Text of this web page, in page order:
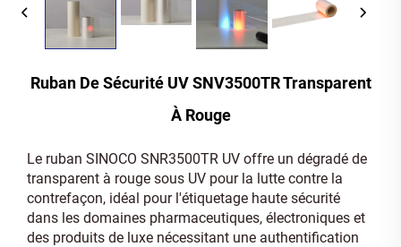
Ruban De Sécurité UV SNV3500TR Transparent
À Rouge
Le ruban SINOCO SNR3500TR UV offre un dégradé de
transparent à rouge sous UV pour la lutte contre la
contrefaçon, idéal pour l'étiquetage haute sécurité
dans les domaines pharmaceutiques, électroniques et
des produits de luxe nécessitant une authentification